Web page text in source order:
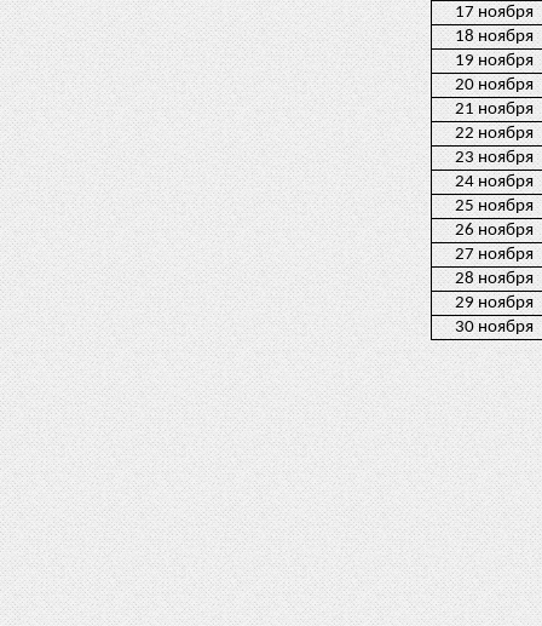
17 ноября
18 ноября
19 ноября
20 ноября
21 ноября
22 ноября
23 ноября
24 ноября
25 ноября
26 ноября
27 ноября
28 ноября
29 ноября
30 ноября